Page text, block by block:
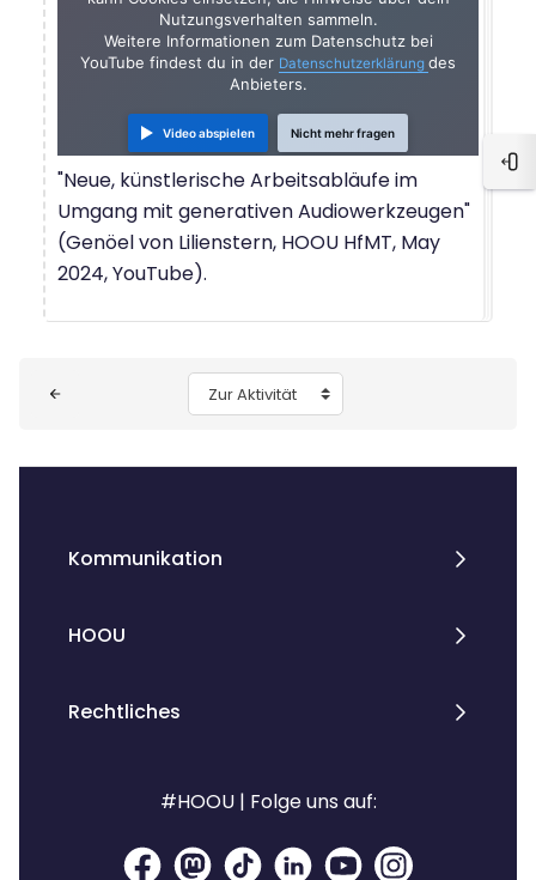
Nutzungsverhalten sammeln.
Weitere Informationen zum Datenschutz bei
YouTube findest du in der Datenschutzerklärung des
Anbieters.
Video abspielen Nicht mehr fragen
"Neue, künstlerische Arbeitsabläufe im
Umgang mit generativen Audiowerkzeugen"
(Genöel von Lilienstern, HOOU HfMT, May
2024, YouTube).
Zur Aktivität
Kommunikation
HOOU
Rechtliches
#HOOU | Folge uns auf: